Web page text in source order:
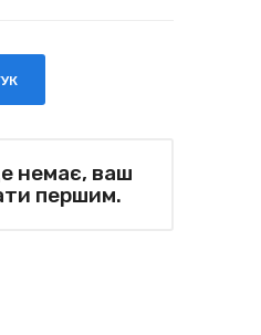
немає, ваш
першим.